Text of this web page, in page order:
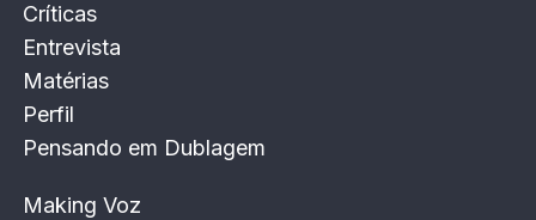
Críticas
Entrevista
Matérias
Perfil
Pensando em Dublagem
Making Voz